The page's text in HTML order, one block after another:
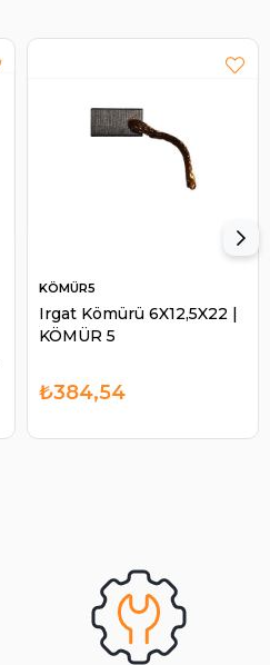
Irgat Kömürü 6X12,5X22 |
KÖMÜR 5
KÖMÜR5
₺384,54